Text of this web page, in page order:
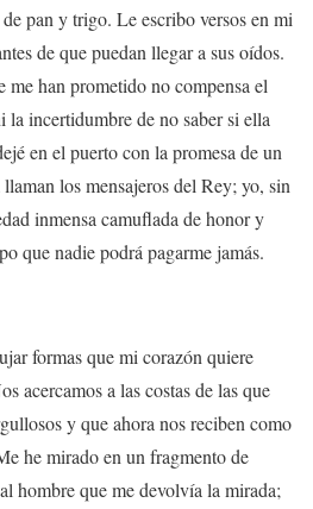
pan y trigo. Le escribo versos en mi
de que puedan llegar a sus oídos.
me han prometido no compensa el
la incertidumbre de no saber si ella
en el puerto con la promesa de un
los mensajeros del Rey; yo, sin
inmensa camuflada de honor y
que nadie podrá pagarme jamás.
formas que mi corazón quiere
acercamos a las costas de las que
y que ahora nos reciben como
he mirado en un fragmento de
hombre que me devolvía la mirada;